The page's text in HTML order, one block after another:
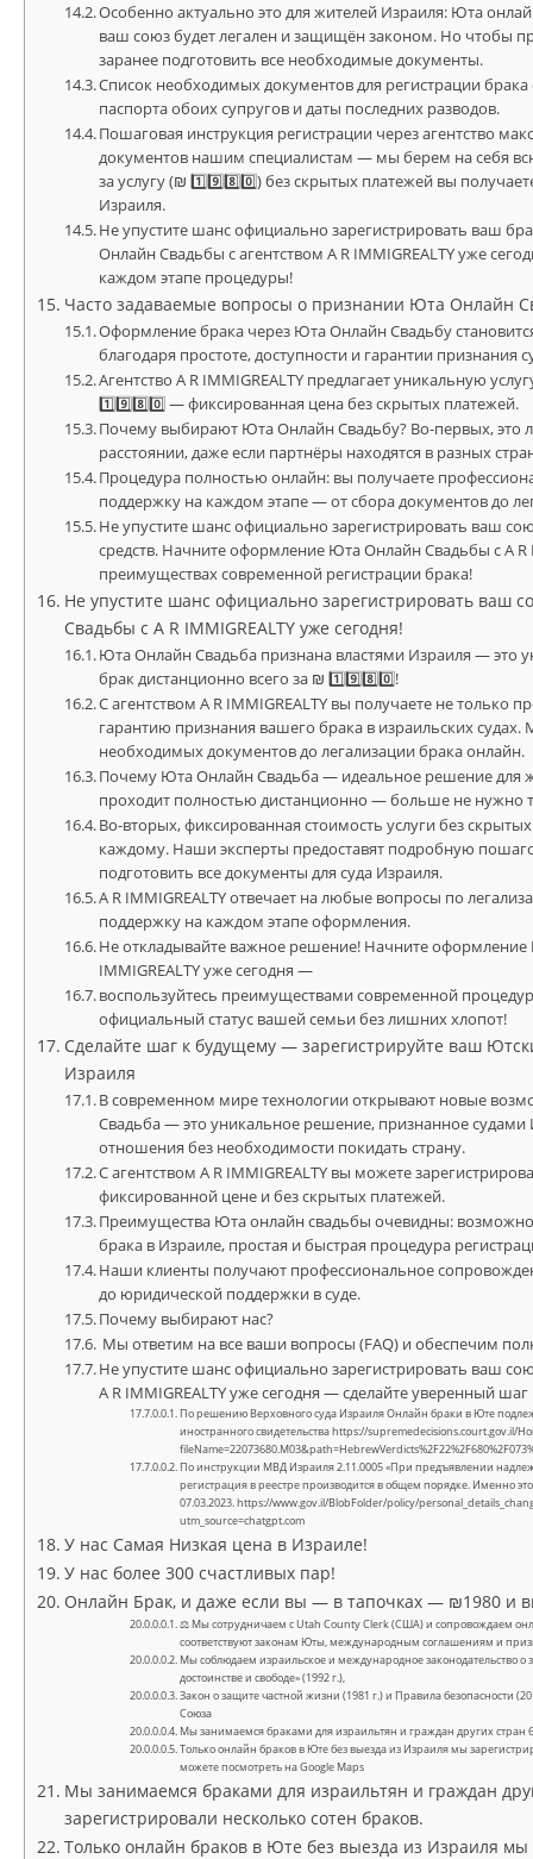
Особенно актуально это для жителей Израиля: Юта
ваш союз будет легален и защищён законом. Но чтобы
заранее подготовить все необходимые документы.
Список необходимых документов для регистрации
паспорта обоих супругов и даты последних разводов.
Пошаговая инструкция регистрации через агентство
документов нашим специалистам — мы берем на себя
за услугу (₪ 1️⃣9️⃣8️⃣0️⃣) без скрытых платежей вы
Израиля.
Не упустите шанс официально зарегистрировать ваш
Онлайн Свадьбы с агентством A R IMMIGREALTY уже
каждом этапе процедуры!
Часто задаваемые вопросы о признании Юта Онлайн
Оформление брака через Юта Онлайн Свадьбу
благодаря простоте, доступности и гарантии признания
Агентство A R IMMIGREALTY предлагает уникальную
1️⃣9️⃣8️⃣0️⃣ — фиксированная цена без скрытых платежей.
Почему выбирают Юта Онлайн Свадьбу? Во-первых, это
расстоянии, даже если партнёры находятся в разных
Процедура полностью онлайн: вы получаете
поддержку на каждом этапе — от сбора документов до
Не упустите шанс официально зарегистрировать ваш
средств. Начните оформление Юта Онлайн Свадьбы с A R
преимуществах современной регистрации брака!
Не упустите шанс официально зарегистрировать
Свадьбы с A R IMMIGREALTY уже сегодня!
Юта Онлайн Свадьба признана властями Израиля — это
брак дистанционно всего за ₪ 1️⃣9️⃣8️⃣0️⃣!
С агентством A R IMMIGREALTY вы получаете не только
гарантию признания вашего брака в израильских
необходимых документов до легализации брака онлайн.
Почему Юта Онлайн Свадьба — идеальное решение для
проходит полностью дистанционно — больше не нужно
Во-вторых, фиксированная стоимость услуги без
каждому. Наши эксперты предоставят подробную
подготовить все документы для суда Израиля.
A R IMMIGREALTY отвечает на любые вопросы по
поддержку на каждом этапе оформления.
Не откладывайте важное решение! Начните оформление
IMMIGREALTY уже сегодня —
воспользуйтесь преимуществами современной
официальный статус вашей семьи без лишних хлопот!
Сделайте шаг к будущему — зарегистрируйте ваш
Израиля
В современном мире технологии открывают новые
Свадьба — это уникальное решение, признанное
отношения без необходимости покидать страну.
С агентством A R IMMIGREALTY вы можете
фиксированной цене и без скрытых платежей.
Преимущества Юта онлайн свадьбы очевидны:
брака в Израиле, простая и быстрая процедура
Наши клиенты получают профессиональное
до юридической поддержки в суде.
Почему выбирают нас?
Мы ответим на все ваши вопросы (FAQ) и обеспечим
Не упустите шанс официально зарегистрировать ваш
A R IMMIGREALTY уже сегодня — сделайте уверенный
По решению Верховного суда Израиля Онлайн браки в Юте
иностранного свидетельства https://supremedecisions.court.gov.il/
По инструкции МВД Израиля 2.11.0005 «При предъявлении
регистрация в реестре производится в общем порядке. Именно
07.03.2023. https://www.gov.il/BlobFolder/policy/
utm_source=chatgpt.com
У нас Самая Низкая цена в Израиле!
У нас более 300 счастливых пар!
Онлайн Брак, и даже если вы — в тапочках — ₪1980 и
⚖ Мы сотрудничаем с Utah County Clerk (США) и сопровождаем
соответствуют законам Юты, международным соглашениям и
Мы соблюдаем израильское и международное законодательство
достоинстве и свободе» (1992 г.),
Закон о защите частной жизни (1981 г.) и Правила безопасности
Союза
Мы занимаемся браками для израильтян и граждан других стран
Только онлайн браков в Юте без выезда из Израиля мы
можете посмотреть на Google Maps
Мы занимаемся браками для израильтян и граждан
зарегистрировали несколько сотен браков.
Только онлайн браков в Юте без выезда из Израиля